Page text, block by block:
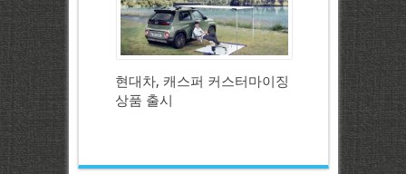
현대차, 캐스퍼 커스터마이징
상품 출시